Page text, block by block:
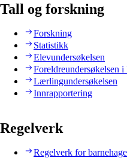
Tall og forskning
Forskning
Statistikk
Elevundersøkelsen
Foreldreundersøkelsen i
Lærlingundersøkelsen
Innrapportering
Regelverk
Regelverk for barnehage